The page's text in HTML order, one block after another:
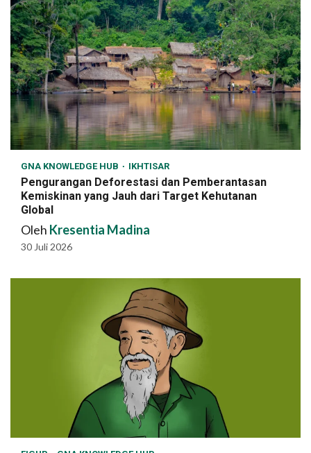
GNA KNOWLEDGE HUB IKHTISAR
Pengurangan Deforestasi dan Pemberantasan
Kemiskinan yang Jauh dari Target Kehutanan
Global
Oleh Kresentia Madina
30 Juli 2026